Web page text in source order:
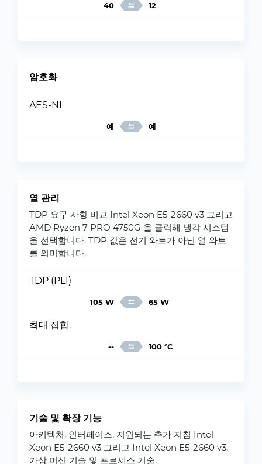
40 12
암호화
AES-NI
예 예
열 관리
TDP 요구 사항 비교 Intel Xeon E5-2660 v3 그리고
AMD Ryzen 7 PRO 4750G 을 클릭해 냉각 시스템
을 선택합니다. TDP 값은 전기 와트가 아닌 열 와트
를 의미합니다.
TDP (PL1)
105 W 65 W
최대 접합.
-- 100 °C
기술 및 확장 기능
아키텍처, 인터페이스, 지원되는 추가 지침 Intel
Xeon E5-2660 v3 그리고 Intel Xeon E5-2660 v3,
가상 머신 기술 및 프로세스 기술.